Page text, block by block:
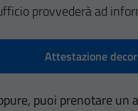
provvederà ad
Attestazione
puoi prenotare un